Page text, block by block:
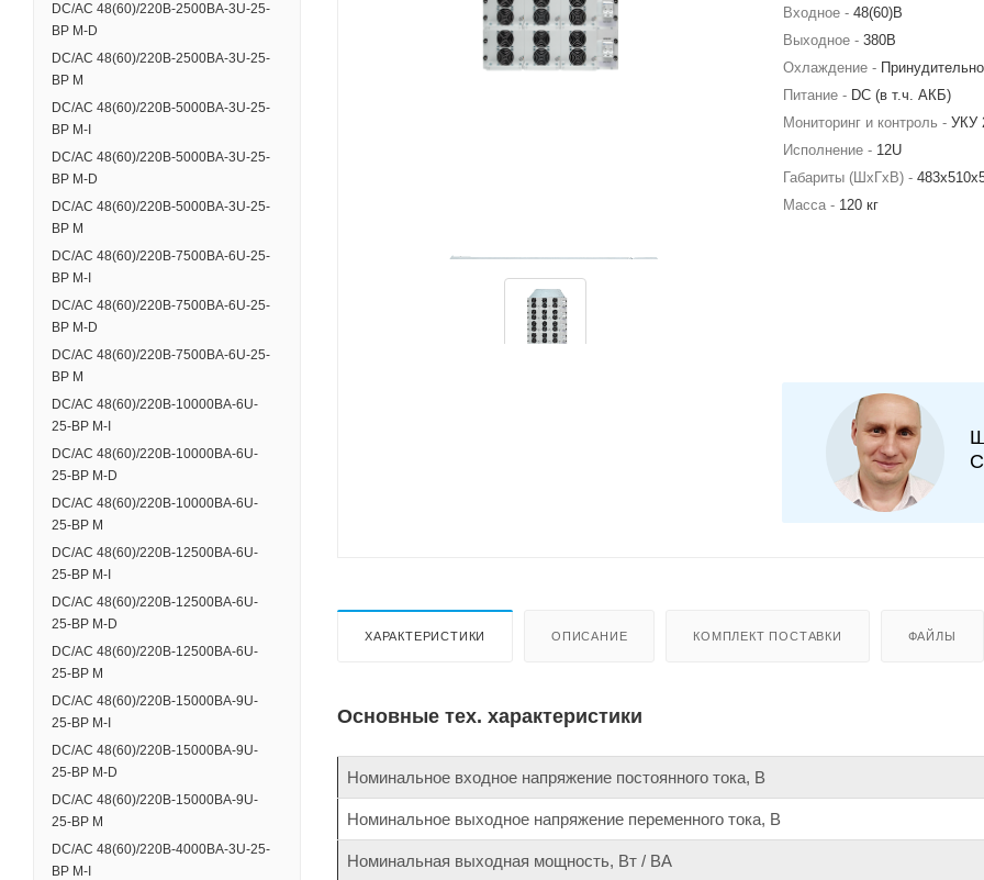
Входное - 48(60)В
Выходное - 380В
Охлаждение -
Питание - DC (в т.ч. АКБ)
Мониторинг и контроль - УКУ
Исполнение - 12U
Габариты (ШхГхВ) -
Масса - 120 кг
ХАРАКТЕРИСТИКИ ОПИСАНИЕ КОМПЛЕКТ ПОСТАВКИ ФАЙЛЫ
Основные тех. характеристики
Номинальное входное напряжение постоянного тока, В
Номинальное выходное напряжение переменного тока, В
Номинальная выходная мощность, Вт / ВА
DC/AC 48(60)/220В-2500ВА-3U-25-
BP M-D
DC/AC 48(60)/220В-2500ВА-3U-25-
BP M
DC/AC 48(60)/220В-5000ВА-3U-25-
BP M-I
DC/AC 48(60)/220В-5000ВА-3U-25-
BP M-D
DC/AC 48(60)/220В-5000ВА-3U-25-
BP M
DC/AC 48(60)/220В-7500ВА-6U-25-
BP M-I
DC/AC 48(60)/220В-7500ВА-6U-25-
BP M-D
DC/AC 48(60)/220В-7500ВА-6U-25-
BP M
DC/AC 48(60)/220В-10000ВА-6U-
25-BP M-I
DC/AC 48(60)/220В-10000ВА-6U-
25-BP M-D
DC/AC 48(60)/220В-10000ВА-6U-
25-BP M
DC/AC 48(60)/220В-12500ВА-6U-
25-BP M-I
DC/AC 48(60)/220В-12500ВА-6U-
25-BP M-D
DC/AC 48(60)/220В-12500ВА-6U-
25-BP M
DC/AC 48(60)/220В-15000ВА-9U-
25-BP M-I
DC/AC 48(60)/220В-15000ВА-9U-
25-BP M-D
DC/AC 48(60)/220В-15000ВА-9U-
25-BP M
DC/AC 48(60)/220В-4000ВА-3U-25-
BP M-I